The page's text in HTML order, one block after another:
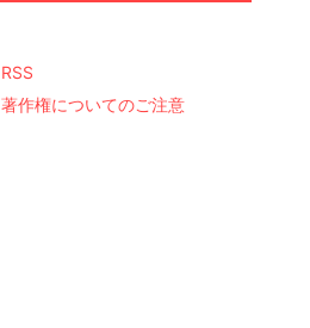
RSS
著作権についてのご注意